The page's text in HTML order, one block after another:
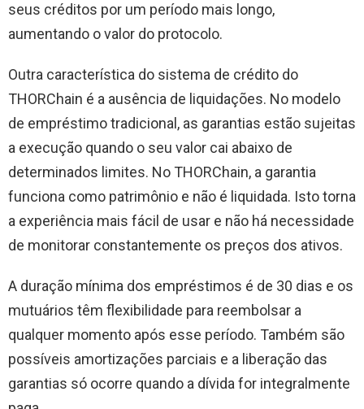
seus créditos por um período mais longo,
aumentando o valor do protocolo.
Outra característica do sistema de crédito do
THORChain é a ausência de liquidações. No modelo
de empréstimo tradicional, as garantias estão sujeitas
a execução quando o seu valor cai abaixo de
determinados limites. No THORChain, a garantia
funciona como patrimônio e não é liquidada. Isto torna
a experiência mais fácil de usar e não há necessidade
de monitorar constantemente os preços dos ativos.
A duração mínima dos empréstimos é de 30 dias e os
mutuários têm flexibilidade para reembolsar a
qualquer momento após esse período. Também são
possíveis amortizações parciais e a liberação das
garantias só ocorre quando a dívida for integralmente